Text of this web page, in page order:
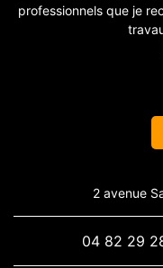
sur mon toit
sérieuse qui connaît
2 avenue
04 82 29